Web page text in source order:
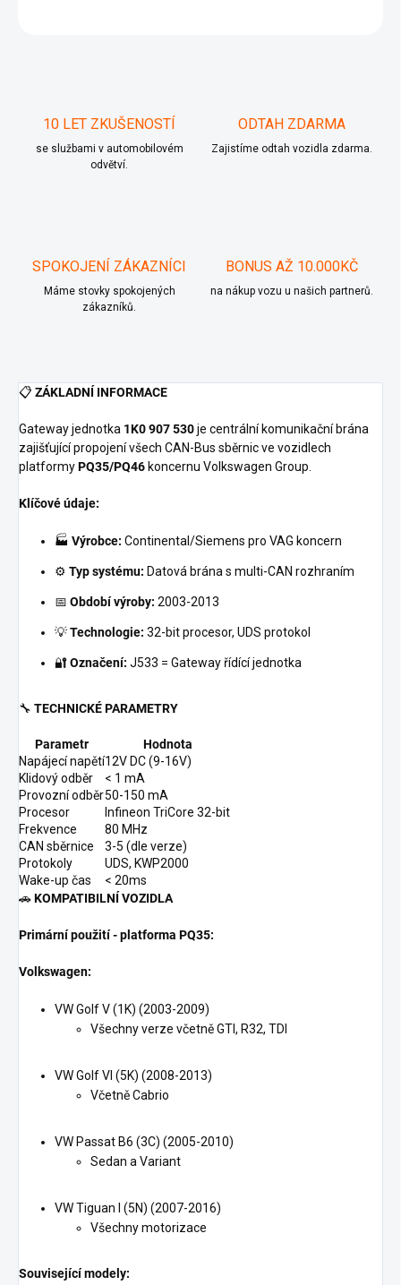
10 LET ZKUŠENOSTÍ
se službami v automobilovém
odvětví.
ODTAH ZDARMA
Zajistíme odtah vozidla zdarma.
SPOKOJENÍ ZÁKAZNÍCI
Máme stovky spokojených
zákazníků.
BONUS AŽ 10.000KČ
na nákup vozu u našich partnerů.
📋 ZÁKLADNÍ INFORMACE
Gateway jednotka 1K0 907 530je centrální komunikační brána
zajišťující propojení všech CAN-Bus sběrnic ve vozidlech
platformyPQ35/PQ46 koncernu Volkswagen Group.
Klíčové údaje:
🏭 Výrobce: Continental/Siemens pro VAG koncern
⚙️ Typ systému: Datová brána s multi-CAN rozhraním
📅 Období výroby: 2003-2013
💡Technologie: 32-bit procesor, UDS protokol
🔐Označení: J533 = Gateway řídící jednotka
🔧 TECHNICKÉ PARAMETRY
Parametr
Hodnota
Napájecí napětí12V DC (9-16V)
Klidový odběr
< 1 mA
Provozní odběr50-150 mA
Procesor
Infineon TriCore 32-bit
Frekvence
80 MHz
CAN sběrnice
3-5 (dle verze)
Protokoly
UDS, KWP2000
Wake-up čas
< 20ms
🚗KOMPATIBILNÍ VOZIDLA
Primární použití - platforma PQ35:
Volkswagen:
VW Golf V (1K) (2003-2009)
Všechny verze včetně GTI, R32, TDI
VW Golf VI (5K) (2008-2013)
Včetně Cabrio
VW Passat B6 (3C) (2005-2010)
Sedan a Variant
VW Tiguan I (5N) (2007-2016)
Všechny motorizace
Související modely: